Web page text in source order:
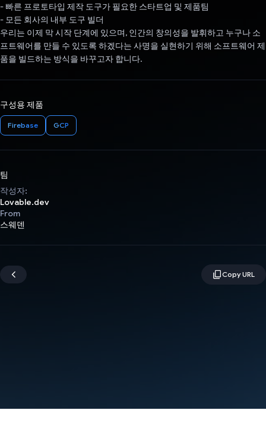
- 빠른 프로토타입 제작 도구가 필요한 스타트업 및 제품팀
- 모든 회사의 내부 도구 빌더
우리는 이제 막 시작 단계에 있으며, 인간의 창의성을 발휘하고 누구나 소
프트웨어를 만들 수 있도록 하겠다는 사명을 실현하기 위해 소프트웨어 제
품을 빌드하는 방식을 바꾸고자 합니다.
구성용 제품
Firebase GCP
팀
작성자:
Lovable.dev
From
스웨덴